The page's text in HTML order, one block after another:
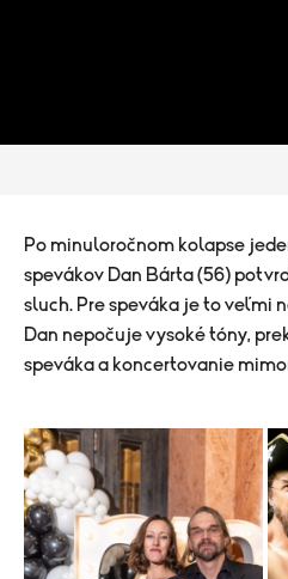
Po minuloročnom kolapse
spevákov Dan Bárta (56)
sluch. Pre speváka je to veľmi
Dan nepočuje vysoké tóny,
speváka a koncertovanie